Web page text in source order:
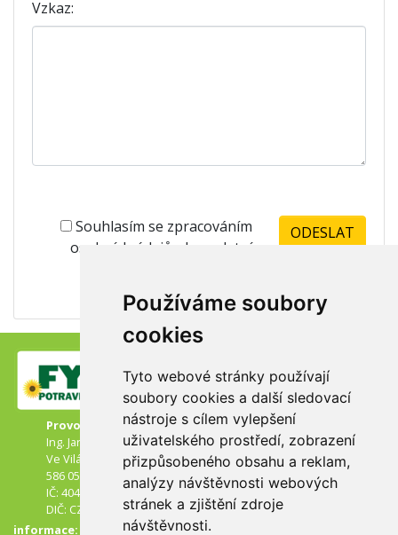
Používáme soubory
cookies
Tyto webové stránky používají
soubory cookies a další sledovací
nástroje s cílem vylepšení
uživatelského prostředí, zobrazení
přizpůsobeného obsahu a reklam,
analýzy návštěvnosti webových
stránek a zjištění zdroje
návštěvnosti.
Vzkaz:
Souhlasím se zpracováním
osobních údajů - kompletní
Provozovatel:
Ing. Jaroslav Drejček
Ve Vilách 3
586 05 Jihlava
IČ: 40471624
DIČ: CZ6203270062
informace: